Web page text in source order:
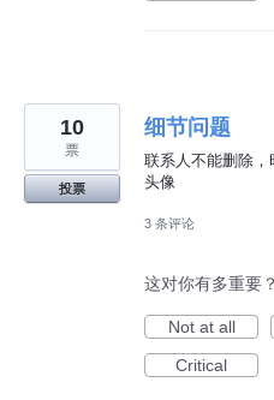
细节问题
联系人不能删除
头像
10
票
投票
3 条评论
这对你有多重要？
Not at all
Critical